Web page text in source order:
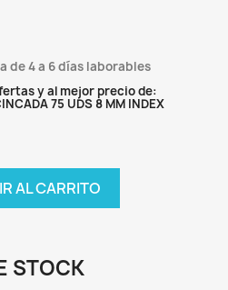
de 4 a 6 días laborables
y al mejor precio de:
75 UDS 8 MM INDEX
AL CARRITO
STOCK